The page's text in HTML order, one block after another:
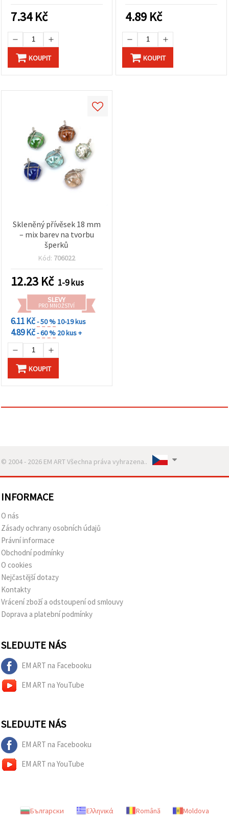
7.34Kč
KOUPIT
4.89 Kč
KOUPIT
Skleněný přívěsek 18 mm
– mix barev na tvorbu
šperků
Kód: 706022
12.23 Kč 1-9 kus
SLEVY
PRO MNOŽSTVÍ
6.11 Kč- 50 %10-19 kus
4.89 Kč- 60 % 20 kus +
KOUPIT
© 2004 - 2026 EM ART Všechna práva vyhrazena..
INFORMACE
O nás
Zásady ochrany osobních údajů
Právní informace
Obchodní podmínky
O cookies
Nejčastější dotazy
Kontakty
Vrácení zboží a odstoupení od smlouvy
Doprava a platební podmínky
SLEDUJTE NÁS
EM ART na Facebooku
EM ART na YouTube
SLEDUJTE NÁS
EM ART na Facebooku
EM ART na YouTube
Български Ελληνικά Română Moldova